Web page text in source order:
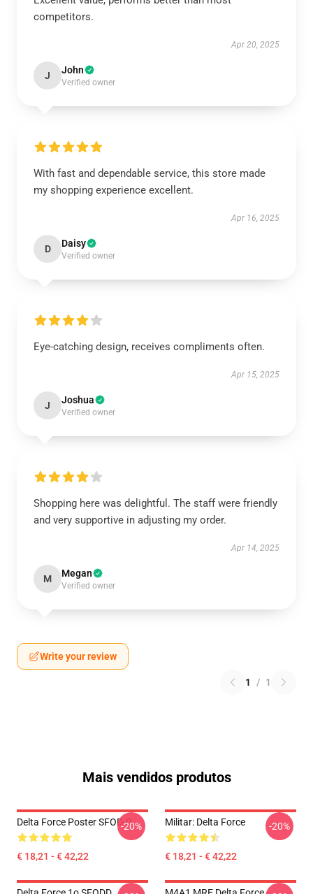
competitors.
Apr 20, 2025
J John
Verified owner
With fast and dependable service, this store made
my shopping experience excellent.
Apr 16, 2025
D Daisy
Verified owner
Eye-catching design, receives compliments often.
Apr 15, 2025
J Joshua
Verified owner
Shopping here was delightful. The staff were friendly
and very supportive in adjusting my order.
Apr 14, 2025
M Megan
Verified owner
Write your review
1 / 1
Mais vendidos produtos
Delta Force Poster SFOD-D
€ 18,21 - € 42,22
-20% Militar: Delta Force
€ 18,21 - € 42,22
-20%